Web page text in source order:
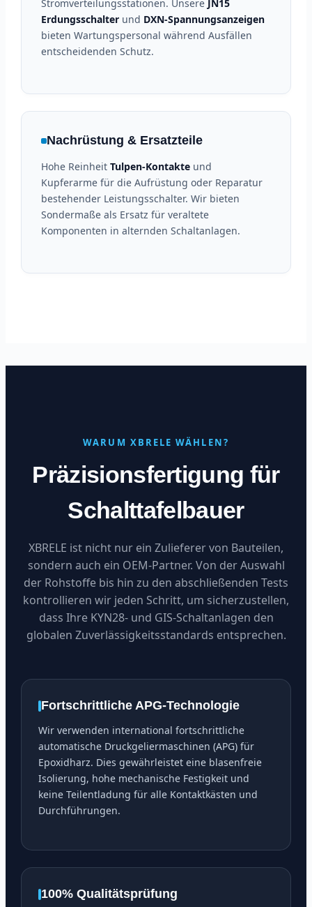
Stromverteilungsstationen. Unsere JN15
Erdungsschalter und DXN-Spannungsanzeigen
bieten Wartungspersonal während Ausfällen
entscheidenden Schutz.
Nachrüstung & Ersatzteile
Hohe ReinheitTulpen-Kontakte und
Kupferarme für die Aufrüstung oder Reparatur
bestehender Leistungsschalter. Wir bieten
Sondermaße als Ersatz für veraltete
Komponenten in alternden Schaltanlagen.
WARUM XBRELE WÄHLEN?
Präzisionsfertigung für
Schalttafelbauer
XBRELE ist nicht nur ein Zulieferer von Bauteilen,
sondern auch ein OEM-Partner. Von der Auswahl
der Rohstoffe bis hin zu den abschließenden Tests
kontrollieren wir jeden Schritt, um sicherzustellen,
dass Ihre KYN28- und GIS-Schaltanlagen den
globalen Zuverlässigkeitsstandards entsprechen.
Fortschrittliche APG-Technologie
Wir verwenden international fortschrittliche
automatische Druckgeliermaschinen (APG) für
Epoxidharz. Dies gewährleistet eine blasenfreie
Isolierung, hohe mechanische Festigkeit und
keine Teilentladung für alle Kontaktkästen und
Durchführungen.
100% Qualitätsprüfung